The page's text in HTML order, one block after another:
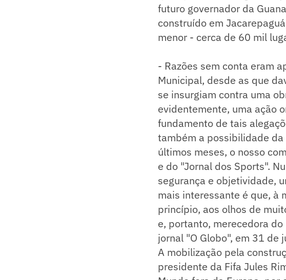
futuro governador da
construído em
menor - cerca de 60 mil
- Razões sem conta eram
Municipal, desde as que
se insurgiam contra uma
evidentemente, uma ação
fundamento de tais
também a possibilidade da
últimos meses, o nosso
e do "Jornal dos Sports".
segurança e objetividade,
mais interessante é que, à
princípio, aos olhos de
e, portanto, merecedora
jornal "O Globo", em 31 de
A mobilização pela
presidente da Fifa Jules